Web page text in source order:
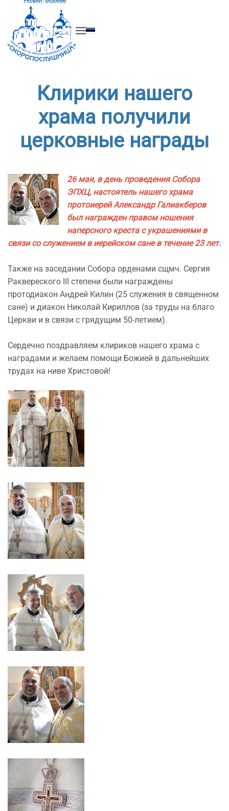
Перейти к содержимому
Клирики нашего
храма получили
церковные награды
26 мая, в день проведения Собора
ЭПХЦ, настоятель нашего храма
протоиерей Александр Галиакберов
был награжден правом ношения
наперсного креста с украшениями в
связи со служением в иерейском сане в течение 23 лет.
Также на заседании Собора орденами сщмч. Сергия
Раквереского III степени были награждены
протодиакон Андрей Килин (25 служения в священном
сане) и диакон Николай Кириллов (за труды на благо
Церкви и в связи с грядущим 50-летием).
Сердечно поздравляем клириков нашего храма с
наградами и желаем помощи Божией в дальнейших
трудах на ниве Христовой!